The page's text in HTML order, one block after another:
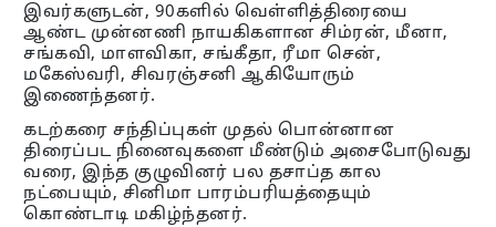
இவர்களுடன், 90களில் வெள்ளித்திரையை
ஆண்ட முன்னணி நாயகிகளான சிம்ரன், மீனா,
சங்கவி, மாளவிகா, சங்கீதா, ரீமா சென்,
மகேஸ்வரி, சிவரஞ்சனி ஆகியோரும்
இணைந்தனர்.
கடற்கரை சந்திப்புகள் முதல் பொன்னான
திரைப்பட நினைவுகளை மீண்டும் அசைபோடுவது
வரை, இந்த குழுவினர் பல தசாப்த கால
நட்பையும், சினிமா பாரம்பரியத்தையும்
கொண்டாடி மகிழ்ந்தனர்.